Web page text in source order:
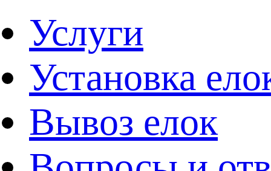
Услуги
Установка
Вывоз елок